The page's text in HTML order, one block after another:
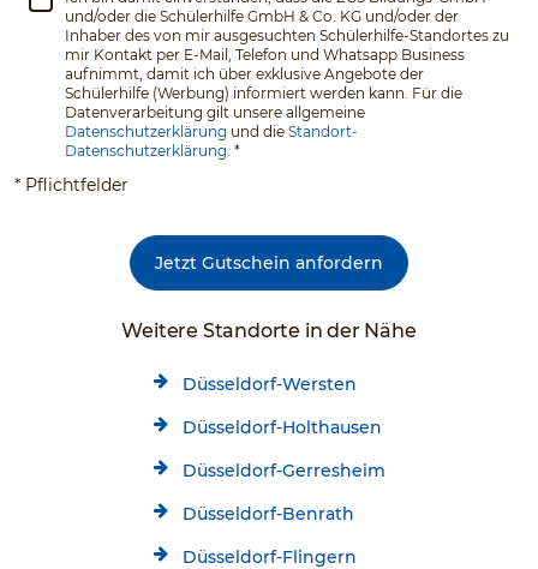
und/oder die Schülerhilfe GmbH & Co. KG und/oder der
Inhaber des von mir ausgesuchten Schülerhilfe-Standortes zu
mir Kontakt per E-Mail, Telefon und Whatsapp Business
aufnimmt, damit ich über exklusive Angebote der
Schülerhilfe (Werbung) informiert werden kann. Für die
Datenverarbeitung gilt unsere allgemeine
Datenschutzerklärung und die Standort-
Datenschutzerklärung. *
* Pflichtfelder
Jetzt Gutschein anfordern
Weitere Standorte in der Nähe
Düsseldorf-Wersten
Düsseldorf-Holthausen
Düsseldorf-Gerresheim
Düsseldorf-Benrath
Düsseldorf-Flingern